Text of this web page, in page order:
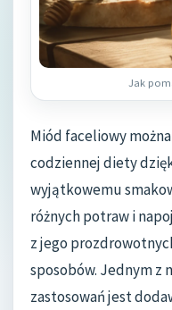
Jak
Miód faceliowy
codziennej diety
wyjątkowemu
różnych potraw i
z jego
sposobów. Jednym z
zastosowań jest